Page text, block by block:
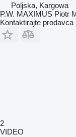
Poljska, Kargowa
P.W. MAXIMUS Piotr
Kontaktirajte prodavca
2
VIDEO